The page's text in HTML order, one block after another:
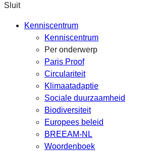
Sluit
Kenniscentrum
Kenniscentrum
Per onderwerp
Paris Proof
Circulariteit
Klimaatadaptie
Sociale duurzaamheid
Biodiversiteit
Europees beleid
BREEAM-NL
Woordenboek